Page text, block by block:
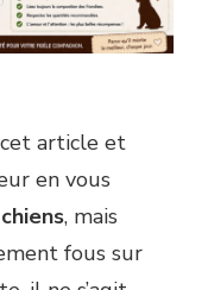
article et
en vous
, mais
fous sur